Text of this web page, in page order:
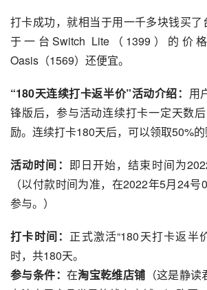
打卡成功，就相当于用一千多块钱买了
于一台Switch Lite（1399）的价
Oasis（1569）还便宜。
“180天连续打卡返半价”活动介绍： 用
锋版后，参与活动连续打卡一定天数
励。连续打卡180天后，可以领取50%的
活动时间： 即日开始，结束时间为
（以付款时间为准，在2022年5月24
参与。）
打卡时间： 正式激活“180天打卡返半
时，共180天。
参与条件： 在淘宝乾维店铺 （这是静